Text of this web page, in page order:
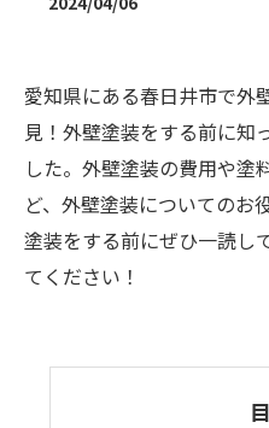
愛知県にある春日井市で外
見！外壁塗装をする前に知
した。外壁塗装の費用や塗
ど、外壁塗装についてのお
塗装をする前にぜひ一読し
てください！